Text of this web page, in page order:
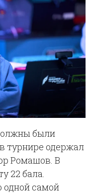
были
турнире одержал
Ромашов. В
22 бала.
одной самой